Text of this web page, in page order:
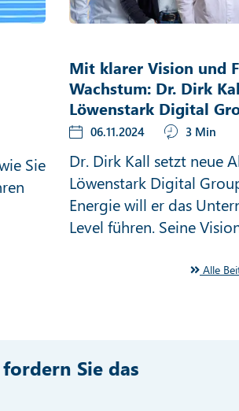
Sie
Mit klarer Vision und
Wachstum: Dr. Dirk
Löwenstark Digital
06.11.2024 3 Min
Dr. Dirk Kall setzt neue
Löwenstark Digital
Energie will er das
Level führen. Seine
Alle
Sie das